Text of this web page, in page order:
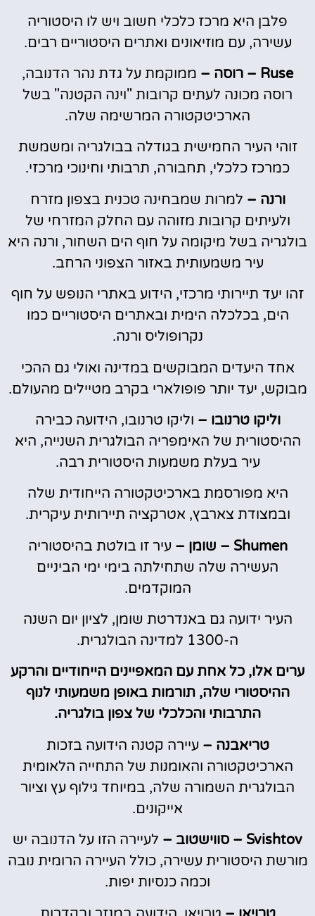
פלבן היא מרכז כלכלי חשוב ויש לו היסטוריה
עשירה, עם מוזיאונים ואתרים היסטוריים רבים.
Ruse – רוסה –
ממוקמת על גדת נהר הדנובה,
רוסה מכונה לעתים קרובות "וינה הקטנה" בשל
הארכיטקטורה המרשימה שלה.
זוהי העיר החמישית בגודלה בבולגריה ומשמשת
כמרכז כלכלי, תחבורה, תרבותי וחינוכי מרכזי.
ורנה – למרות שמבחינה טכנית בצפון מזרח
ולעיתים קרובות מזוהה עם החלק המזרחי של
בולגריה בשל מיקומה על חוף הים השחור, ורנה היא
עיר משמעותית באזור הצפוני הרחב.
זהו יעד תיירותי מרכזי, הידוע באתרי הנופש על חוף
הים, בכלכלה הימית ובאתרים היסטוריים כמו
נקרופוליס ורנה.
אחד היעדים המבוקשים במדינה ואולי גם ההכי
מבוקש, יעד יותר פופולארי בקרב מטיילים מהעולם.
וליקו טרנובו – וליקו טרנובו, הידועה כבירה
ההיסטורית של האימפריה הבולגרית השנייה, היא
עיר בעלת משמעות היסטורית רבה.
היא מפורסמת בארכיטקטורה הייחודית שלה
ובמצודת צארבץ, אטרקציה תיירותית עיקרית.
Shumen – שומן –
עיר זו בולטת בהיסטוריה
העשירה שלה שתחילתה בימי ימי הביניים
המוקדמים.
העיר ידועה גם באנדרטת שומן, לציון יום השנה
ה-1300 למדינה הבולגרית.
ערים אלו, כל אחת עם המאפיינים הייחודיים והרקע
ההיסטורי שלה, תורמות באופן משמעותי לנוף
התרבותי והכלכלי של צפון בולגריה.
טריאבנה – עיירה קטנה הידועה בזכות
הארכיטקטורה והאומנות של התחייה הלאומית
הבולגרית השמורה שלה, במיוחד גילוף עץ וציור
אייקונים.
Svishtov – סווישטוב –
לעיירה הזו על הדנובה יש
מורשת היסטורית עשירה, כולל העיירה הרומית נובה
וכמה כנסיות יפות.